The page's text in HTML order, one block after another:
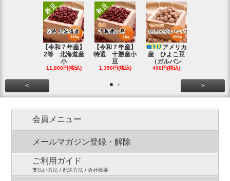
【令和７年産】
2等 北海道産
小
11,800円(税込)
【令和７年産】
特選 十勝産小
豆
1,350円(税込)
アメリカ
産 ひよこ豆
（ガルバン
400円(税込)
< >
会員メニュー
メールマガジン登録・解除
ご利用ガイド
支払い方法 / 配送方法 / 会社概要